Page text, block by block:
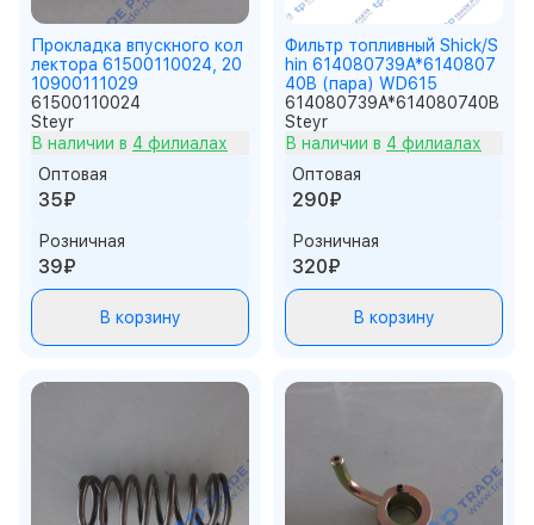
Прокладка впускного кол
лектора 61500110024, 20
10900111029
61500110024
Steyr
В наличии в 4 филиалах
Оптовая
35₽
Розничная
39₽
В корзину
Фильтр топливный Shick/S
hin 614080739A*6140807
40B (пара) WD615
614080739A*614080740B
Steyr
В наличии в 4 филиалах
Оптовая
290₽
Розничная
320₽
В корзину